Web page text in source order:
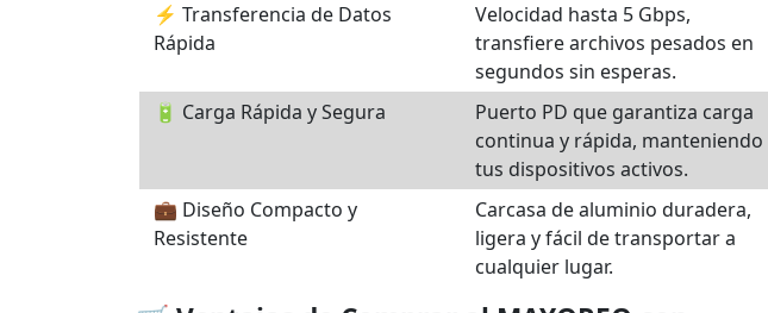
⚡ Transferencia de Datos
Rápida
Velocidad hasta 5 Gbps,
transfiere archivos pesados en
segundos sin esperas.
🔋 Carga Rápida y Segura
Puerto PD que garantiza carga
continua y rápida, manteniendo
tus dispositivos activos.
💼 Diseño Compacto y
Resistente
Carcasa de aluminio duradera,
ligera y fácil de transportar a
cualquier lugar.